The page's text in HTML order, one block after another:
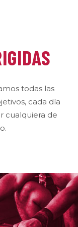
todas las
cada día
cualquiera de